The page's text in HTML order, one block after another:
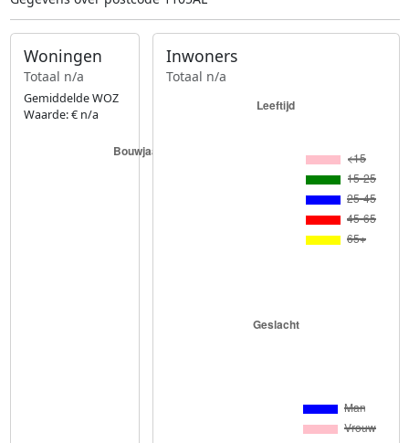
Woningen
Totaal n/a
Gemiddelde WOZ
Waarde: € n/a
Inwoners
Totaal n/a